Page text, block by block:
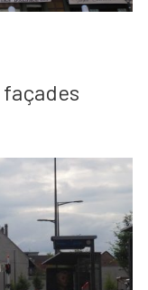
façades